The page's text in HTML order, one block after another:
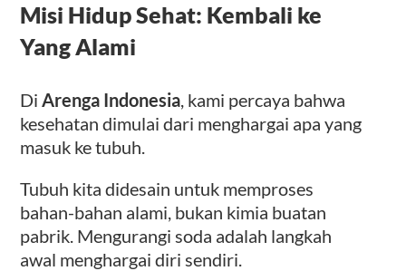
Misi Hidup Sehat: Kembali ke
Yang Alami
DiArenga Indonesia, kami percaya bahwa
kesehatan dimulai dari menghargai apa yang
masuk ke tubuh.
Tubuh kita didesain untuk memproses
bahan-bahan alami, bukan kimia buatan
pabrik. Mengurangi soda adalah langkah
awal menghargai diri sendiri.